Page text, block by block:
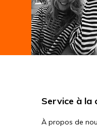
Service à la
À propos de